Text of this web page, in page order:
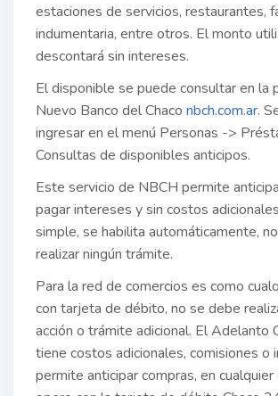
estaciones de servicios, restaurantes,
indumentaria, entre otros. El monto
descontará sin intereses.
El disponible se puede consultar en la
Nuevo Banco del Chaco nbch.com.ar.
ingresar en el menú Personas ->
Consultas de disponibles anticipos.
Este servicio de NBCH permite
pagar intereses y sin costos
simple, se habilita automáticamente,
realizar ningún trámite.
Para la red de comercios es como
con tarjeta de débito, no se debe
acción o trámite adicional. El Adelanto
tiene costos adicionales, comisiones o
permite anticipar compras, en